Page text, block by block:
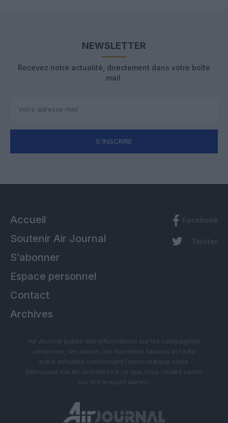
NEWSLETTER
Recevez notre actualité, directement dans votre boîte
mail.
S'INSCRIRE
Accueil
Soutenir Air Journal
S’abonner
Espace personnel
Contact
Archives